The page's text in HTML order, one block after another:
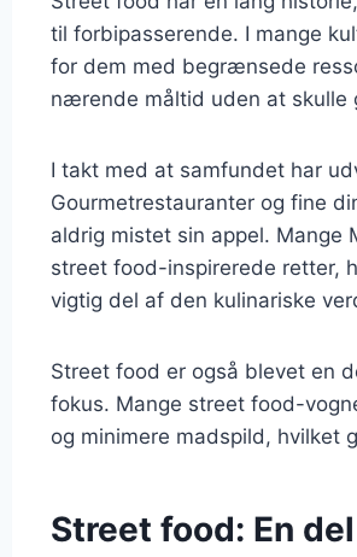
til forbipasserende. I mange
for dem med begrænsede
nærende måltid uden at skulle
I takt med at samfundet har
Gourmetrestauranter og fine
aldrig mistet sin appel. Mange
street food-inspirerede retter,
vigtig del af den kulinariske
Street food er også blevet en
fokus. Mange street food-
og minimere madspild, hvilket
Street food: En